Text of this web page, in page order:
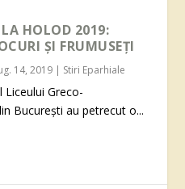
LA HOLOD 2019:
ȘI FRUMUSEȚI
14, 2019 | Stiri Eparhiale
Liceului Greco-
București au petrecut o...